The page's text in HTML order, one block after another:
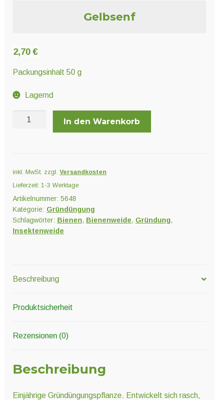
Saatgut
Gelbsenf
2,70 €
Packungsinhalt 50 g
Lagernd
Gelbsenf
In den Warenkorb
inkl. MwSt. zzgl. Versandkosten
Lieferzeit: 1-3 Werktage
Artikelnummer: 5648
Kategorie: Gründüngung
Schlagwörter: Bienen, Bienenweide, Gründung,
Insektenweide
Beschreibung
Produktsicherheit
Rezensionen (0)
Beschreibung
Einjährige Gründüngungspflanze. Entwickelt sich rasch,